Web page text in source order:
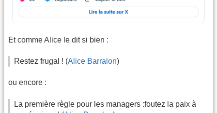
Et comme Alice le dit si bien :
Restez frugal ! (Alice Barralon)
ou encore :
La première règle pour les managers :foutez la paix à